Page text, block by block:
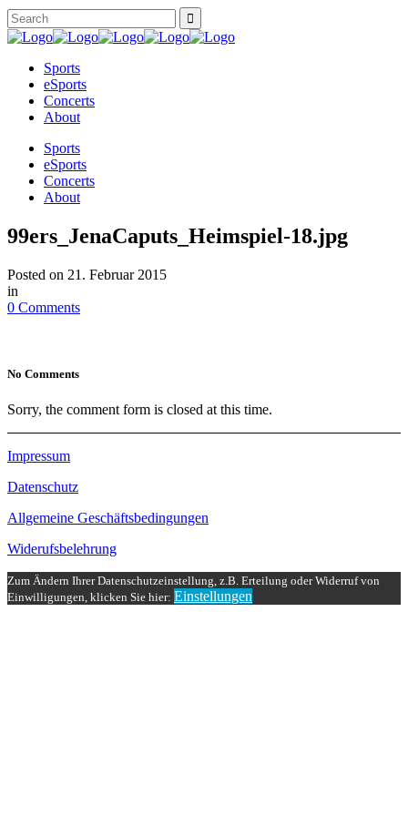
Sports
eSports
Concerts
About
Sports
eSports
Concerts
About
99ers_JenaCaputs_Heimspiel-18.jpg
Posted on 21. Februar 2015
in
0 Comments
No Comments
Sorry, the comment form is closed at this time.
Impressum
Datenschutz
Allgemeine Geschäftsbedingungen
Widerufsbelehrung
Zum Ändern Ihrer Datenschutzeinstellung, z.B. Erteilung oder Widerruf von
Einwilligungen, klicken Sie hier: Einstellungen